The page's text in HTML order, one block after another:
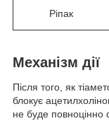
Ріпак
Механізм дії
Після того, як
блокує
не буде повноцінно